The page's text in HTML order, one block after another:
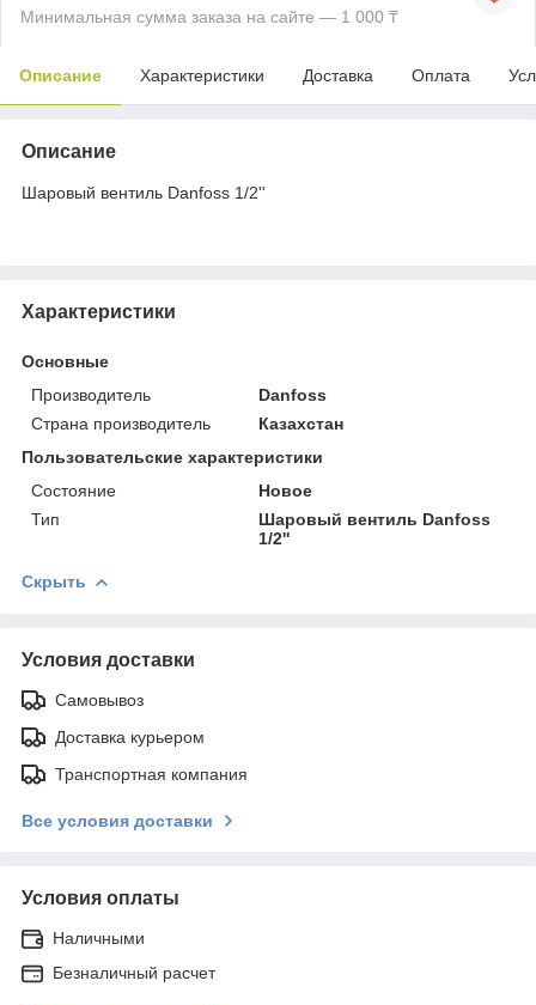
Минимальная сумма заказа на сайте — 1 000 ₸
Описание Характеристики Доставка Оплата
Описание
Шаровый вентиль Danfoss 1/2''
Характеристики
Основные
Производитель
Danfoss
Страна производитель
Казахстан
Пользовательские характеристики
Состояние
Новое
Тип
Шаровый вентиль Danfoss
1/2''
Скрыть
Условия доставки
Самовывоз
Доставка курьером
Транспортная компания
Все условия доставки
Условия оплаты
Наличными
Безналичный расчет